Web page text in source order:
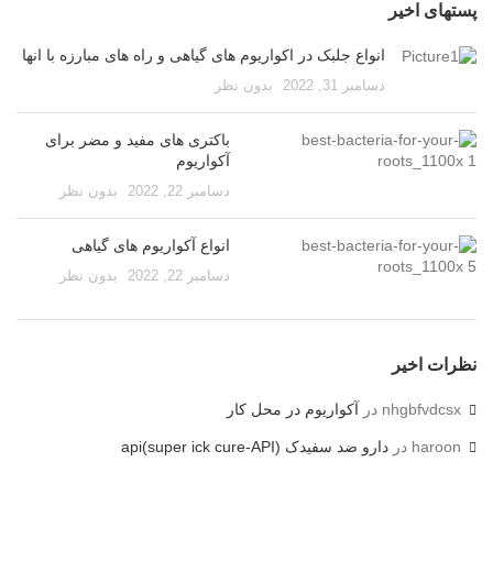
پستهای اخیر
انواع جلبک در اکواریوم های گیاهی و راه های مبارزه با انها
دسامبر 31, 2022 بدون نظر
باکتری های مفید و مضر برای
آکواریوم
دسامبر 22, 2022 بدون نظر
انواع آکواریوم های گیاهی
دسامبر 22, 2022 بدون نظر
نظرات اخیر
nhgbfvdcsx در آکواریوم در محل کار
haroon در دارو ضد سفیدک api(super ick cure-API)